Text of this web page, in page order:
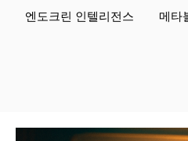
엔도크린 인텔리전스 메타